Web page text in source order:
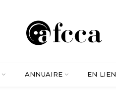
ANNUAIRE EN LIEN